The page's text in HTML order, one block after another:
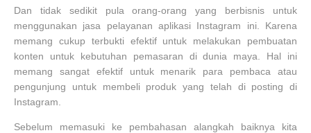
Dan tidak sedikit pula orang-orang yang berbisnis untuk
menggunakan jasa pelayanan aplikasi Instagram ini. Karena
memang cukup terbukti efektif untuk melakukan pembuatan
konten untuk kebutuhan pemasaran di dunia maya. Hal ini
memang sangat efektif untuk menarik para pembaca atau
pengunjung untuk membeli produk yang telah di posting di
Instagram.
Sebelum memasuki ke pembahasan alangkah baiknya kita